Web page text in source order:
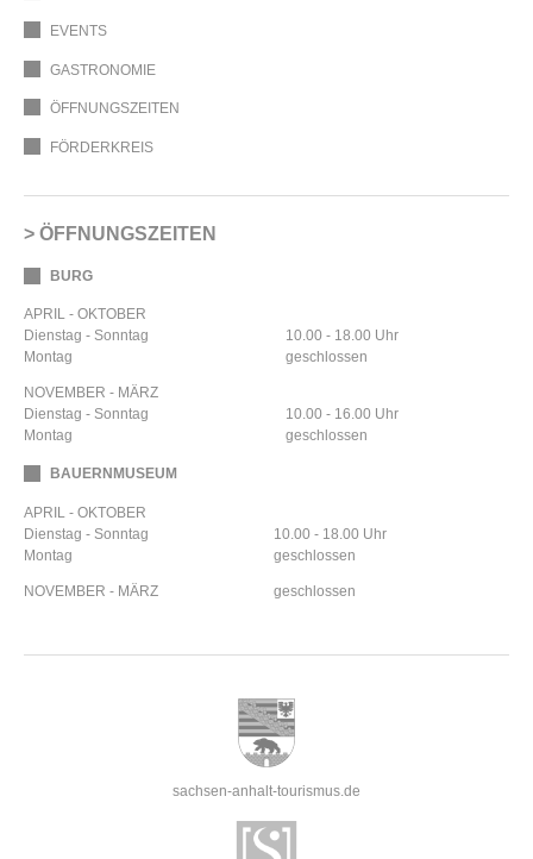
EVENTS
GASTRONOMIE
ÖFFNUNGSZEITEN
FÖRDERKREIS
ÖFFNUNGSZEITEN
BURG
APRIL - OKTOBER
Dienstag - Sonntag
Montag
10.00 - 18.00 Uhr
geschlossen
NOVEMBER - MÄRZ
Dienstag - Sonntag
Montag
10.00 - 16.00 Uhr
geschlossen
BAUERNMUSEUM
APRIL - OKTOBER
Dienstag - Sonntag
Montag
10.00 - 18.00 Uhr
geschlossen
NOVEMBER - MÄRZ geschlossen
sachsen-anhalt-tourismus.de